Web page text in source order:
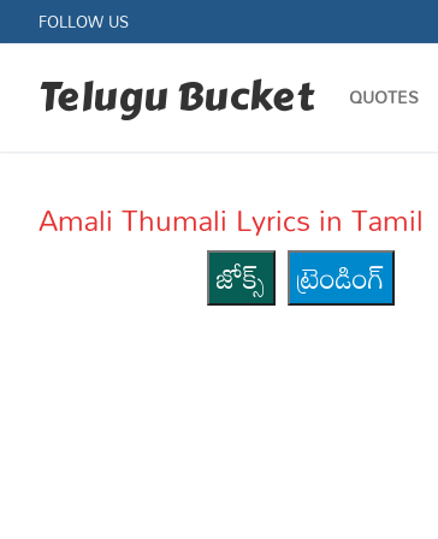
to
content
FOLLOW US
Telugu Bucket QUOTES
Amali Thumali Lyrics in Tamil
జోక్స్
ట్రెండింగ్